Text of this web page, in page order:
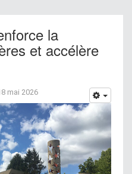
la
et accélère
mai 2026